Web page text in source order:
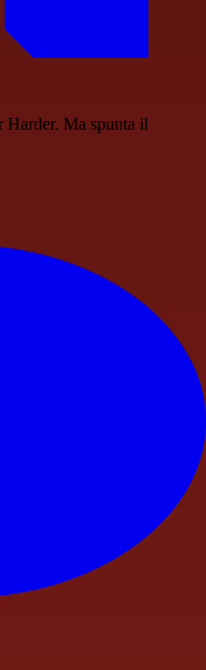
Harder. Ma spunta il